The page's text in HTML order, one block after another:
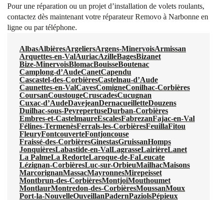
Pour une réparation ou un projet d’installation de volets roulants,
contactez dès maintenant votre réparateur Removo à Narbonne en
ligne ou par téléphone.
AlbasAlbièresArgeliersArgens-MinervoisArmissan
Arquettes-en-ValAuriacAzilleBagesBizanet
Bize-MinervoisBlomacBouisseBoutenac
Camplong-d’AudeCanetCapendu
Cascastel-des-CorbièresCastelnau-d’Aude
Caunettes-en-ValCavesComigneConilhac-Corbières
CoursanCoustougeCruscadesCucugnan
Cuxac-d’AudeDavejeanDernacueilletteDouzens
Duilhac-sous-PeyrepertuseDurban-Corbières
Embres-et-CastelmaureEscalesFabrezanFajac-en-Val
Félines-TermenèsFerrals-les-CorbièresFeuillaFitou
FleuryFontcouverteFontjoncouse
Fraissé-des-CorbièresGinestasGruissanHomps
JonquièresLabastide-en-ValLagrasseLairièreLanet
La PalmeLa RedorteLaroque-de-FaLeucate
Lézignan-CorbièresLuc-sur-OrbieuMailhacMaisons
MarcorignanMassacMayronnesMirepeisset
Montbrun-des-CorbièresMontjoiMouthoumet
MontlaurMontredon-des-CorbièresMoussanMoux
Port-la-NouvelleOuveillanPadernPaziolsPépieux